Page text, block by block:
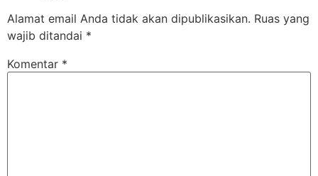
Alamat email Anda tidak akan dipublikasikan. Ruas yang
wajib ditandai *
Komentar *